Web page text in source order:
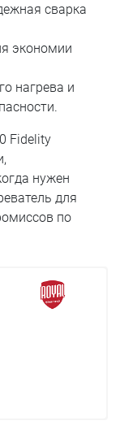
сварка
экономии
нагрева и
Fidelity
нужен
для
по